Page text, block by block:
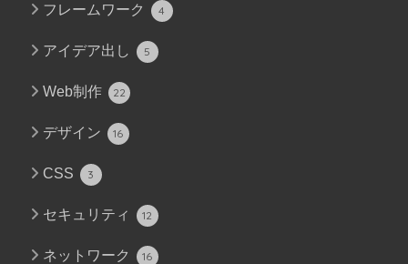
フレームワーク 4
アイデア出し 5
Web制作 22
デザイン 16
CSS 3
セキュリティ 12
ネットワーク 16